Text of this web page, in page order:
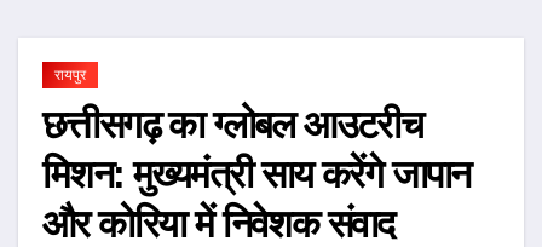
रायपुर
छत्तीसगढ़ का ग्लोबल आउटरीच
मिशन: मुख्यमंत्री साय करेंगे जापान
और कोरिया में निवेशक संवाद